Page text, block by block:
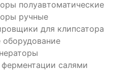
полуавтоматические
ручные
для клипсатора
салями